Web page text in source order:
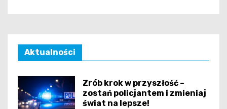
Aktualności
Zrób krok w przyszłość –
zostań policjantem i zmieniaj
świat na lepsze!